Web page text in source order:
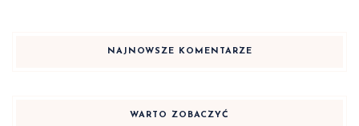
NAJNOWSZE KOMENTARZE
WARTO ZOBACZYĆ